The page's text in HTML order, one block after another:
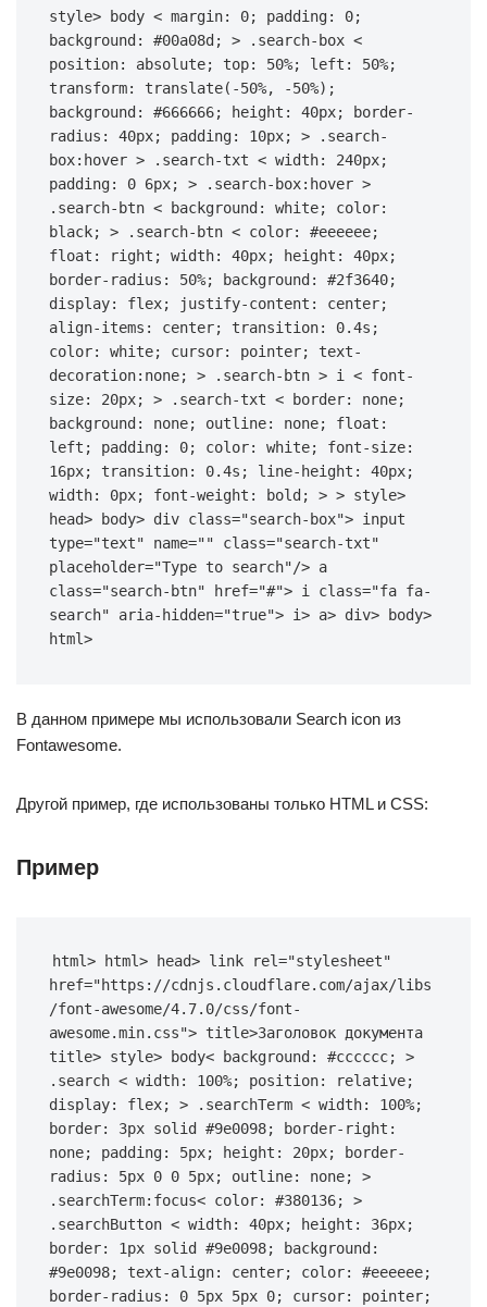
style> body < margin: 0; padding: 0
background : #00a08d ; > .search-box
position: absolute; top: 50%; left : 50%
transform: translate(-50%, -50%
background : #666666; height : 40px;
border-
radius : 40px; padding: 10px; >
.search-
box:hover > .search-txt < width: 240px
padding: 0 6px; > .search-box:hover
.search-btn < background : white; color:
black; >
.search-btn < color: #eeeeee
float : right; width: 40px; height : 40px
border-radius : 50%; background : #2f3640
display: flex; justify-content
align-items : center; transition: 0.4s
color: white; cursor: pointer; text-
decoration:none; > .search-btn > i < font-
size: 20px; > .search-txt < border
background : none; outline: none; float :
left; padding: 0; color: white; font-size
16px; transition: 0.4s ; line-height : 40px
width: 0px; font-weight : bold; > > style>
head>
body> div class="search-box"> input
type="text" name="" class="search-txt"
placeholder="Type to search"/> a
class="search-btn" href="#"> i class="fa fa-
search"
aria-hidden="true"> i> a> div> body>
html>
В данном примере мы использовали Search icon из
Fontawesome.
Другой пример, где использованы только HTML и CSS:
Пример
html> html> head> link rel="stylesheet"
href="https://cdnjs.cloudflare.com/ajax/libs
/font-awesome/4.7.0/css/font-
awesome.min.css"> title>Заголовок документа
title> style> body< background : #cccccc
.search < width: 100%; position
display: flex; > .searchTerm < width: 100%
border: 3px solid #9e0098; border-right :
none; padding: 5px; height : 20px;
border-
radius : 5px 0 0 5px; outline
.searchTerm:focus< color: #380136
.searchButton < width: 40px; height : 36px
border: 1px solid #9e0098; background
#9e0098; text-align: center; color: #eeeeee
border-radius : 0 5px 5px 0; cursor